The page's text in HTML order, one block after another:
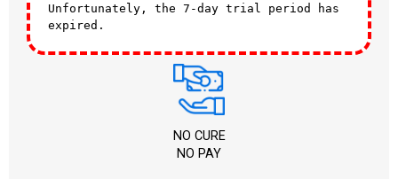
Unfortunately, the 7-day trial period has
expired.
NO CURE
NO PAY